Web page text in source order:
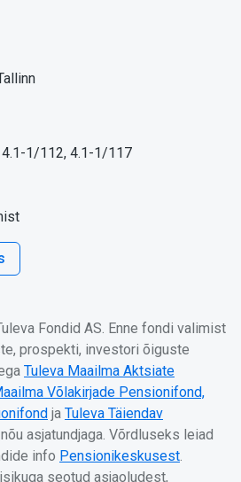
1/112, 4.1-1/117
Fondid AS. Enne fondi valimist
prospekti, investori õiguste
Tuleva Maailma Aktsiate
Võlakirjade Pensionifond,
ja Tuleva Täiendav
asjatundjaga. Võrdluseks leiad
info Pensionikeskusest.
seotud asjaoludest,